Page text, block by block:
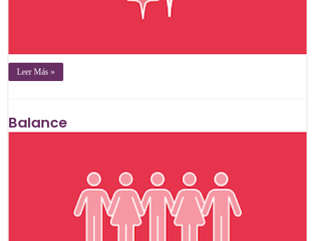
Leer Más »
Balance